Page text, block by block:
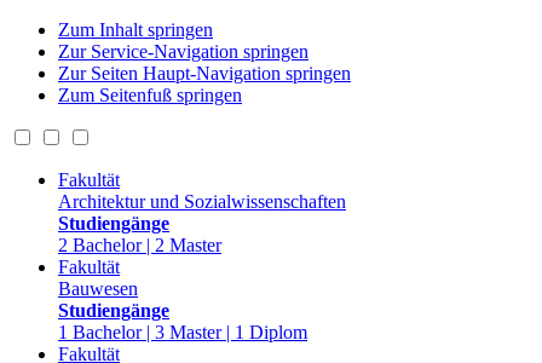
Zum Inhalt springen
Zur Service-Navigation springen
Zur Seiten Haupt-Navigation springen
Zum Seitenfuß springen
Fakultät
Architektur und Sozialwissenschaften
Studiengänge
2 Bachelor | 2 Master
Fakultät
Bauwesen
Studiengänge
1 Bachelor | 3 Master | 1 Diplom
Fakultät